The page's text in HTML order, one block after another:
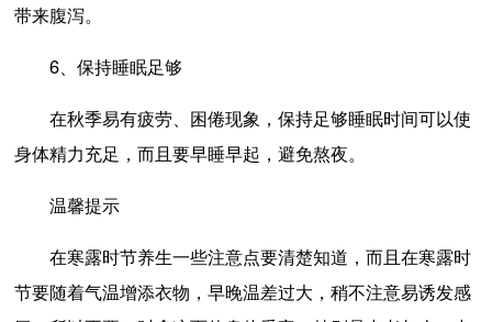
带来腹泻。
6、保持睡眠足够
在秋季易有疲劳、困倦现象，保持足够睡眠时间可以使
身体精力充足，而且要早睡早起，避免熬夜。
温馨提示
在寒露时节养生一些注意点要清楚知道，而且在寒露时
节要随着气温增添衣物，早晚温差过大，稍不注意易诱发感